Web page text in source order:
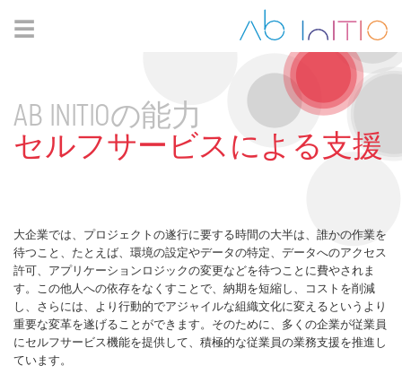
☰
AB INITIOの能力
セルフサービスによる支援
大企業では、プロジェクトの遂行に要する時間の大半は、誰かの作業を
待つこと、たとえば、環境の設定やデータの特定、データへのアクセス
許可、アプリケーションロジックの変更などを待つことに費やされま
す。この他人への依存をなくすことで、納期を短縮し、コストを削減
し、さらには、より行動的でアジャイルな組織文化に変えるというより
重要な変革を遂げることができます。そのために、多くの企業が従業員
にセルフサービス機能を提供して、積極的な従業員の業務支援を推進し
ています。